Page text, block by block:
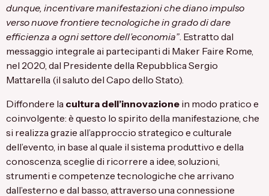
dunque, incentivare manifestazioni che diano impulso
verso nuove frontiere tecnologiche in grado di dare
efficienza a ogni settore dell’economia”. Estratto dal
messaggio integrale ai partecipanti di Maker Faire Rome,
nel 2020, dal Presidente della Repubblica Sergio
Mattarella (il saluto del Capo dello Stato).
Diffondere la cultura dell’innovazione in modo pratico e
coinvolgente: è questo lo spirito della manifestazione, che
si realizza grazie all’approccio strategico e culturale
dell’evento, in base al quale il sistema produttivo e della
conoscenza, sceglie di ricorrere a idee, soluzioni,
strumenti e competenze tecnologiche che arrivano
dall’esterno e dal basso, attraverso una connessione